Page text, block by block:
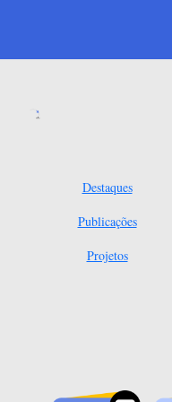
Destaques
Publicações
Projetos